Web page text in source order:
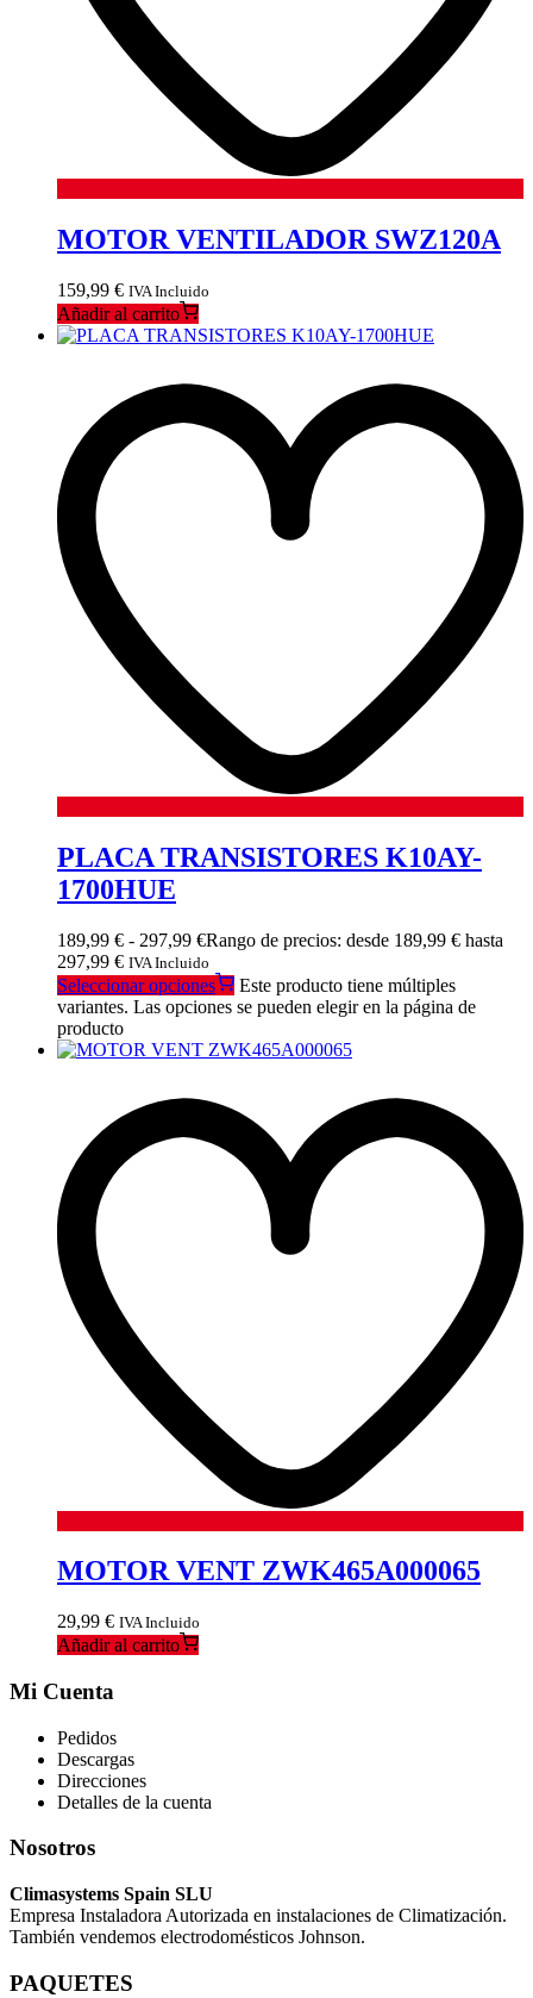
MOTOR VENTILADOR SWZ120A
159,99 € IVA Incluido
Añadir al carrito
PLACA TRANSISTORES K10AY-
1700HUE
189,99 € - 297,99 €Rango de precios: desde 189,99 € hasta
297,99 € IVA Incluido
Seleccionar opciones
Este producto tiene múltiples
variantes. Las opciones se pueden elegir en la página de
producto
MOTOR VENT ZWK465A000065
29,99 € IVA Incluido
Añadir al carrito
Mi Cuenta
Pedidos
Descargas
Direcciones
Detalles de la cuenta
Nosotros
Climasystems Spain SLU
Empresa Instaladora Autorizada en instalaciones de Climatización.
También vendemos electrodomésticos Johnson.
PAQUETES